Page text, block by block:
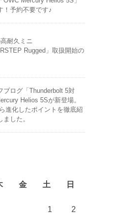
！予約不要です♪
耐久ミニ
Rugged」取扱開始の
ブログ「Thunderbolt 5対
Helios 5Sが新登場。
進化したポイントを徹底紹
した。
金 土 日
1 2